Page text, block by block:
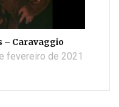
– Caravaggio
fevereiro de 2021